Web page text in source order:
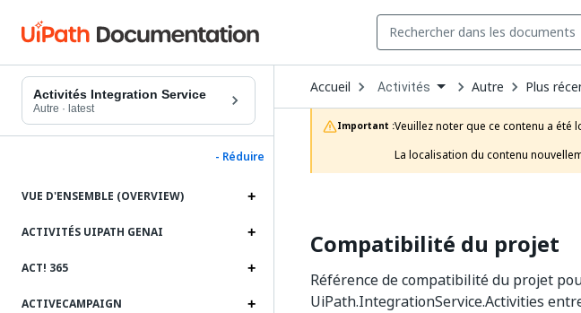
Activités Integration Service
Autre · latest
- Réduire
VUE D'ENSEMBLE (OVERVIEW)
ACTIVITÉS UIPATH GENAI
ACT! 365
ACTIVECAMPAIGN
Accueil Open
Dropdown
to
choose
product
Activités Autre Plus
Important :Veuillez noter que ce contenu a été
La localisation du contenu
Compatibilité du projet
Référence de compatibilité du projet
UiPath.IntegrationService.Activities